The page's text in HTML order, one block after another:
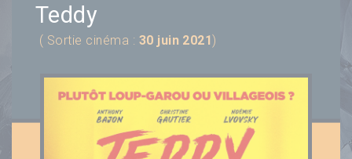
Teddy
( Sortie cinéma : 30 juin 2021)